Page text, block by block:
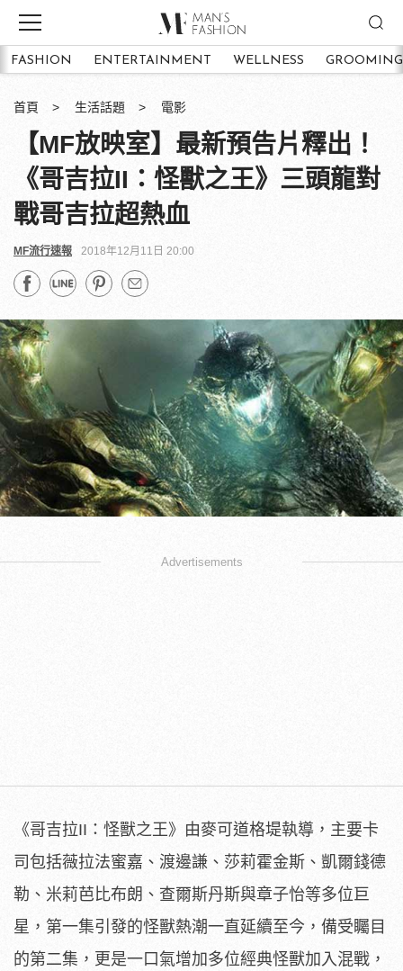
FASHION ENTERTAINMENT WELLNESS GROOMING
首頁 生活話題 電影
【MF放映室】最新預告片釋出！
《哥吉拉II：怪獸之王》三頭龍對
戰哥吉拉超熱血
MF流行速報 2018年12月11日 20:00
Advertisements
《哥吉拉II：怪獸之王》由麥可道格堤執導，主要卡
司包括薇拉法蜜嘉、渡邊謙、莎莉霍金斯、凱爾錢德
勒、米莉芭比布朗、查爾斯丹斯與章子怡等多位巨
星，第一集引發的怪獸熱潮一直延續至今，備受矚目
的第二集，更是一口氣增加多位經典怪獸加入混戰，